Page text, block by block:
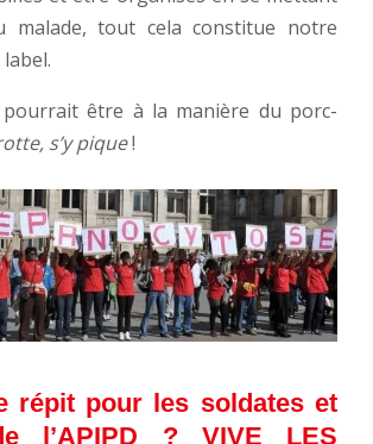
malade, tout cela constitue notre
pourrait être à la manière du porc-
s’y pique!
répit pour les soldates et
l’APIPD ? VIVE LES